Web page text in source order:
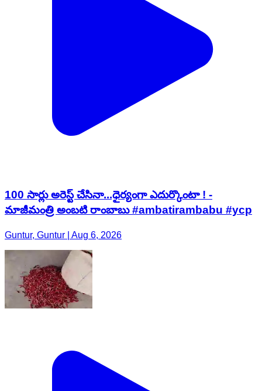
100 సార్లు అరెస్ట్ చేసినా...ధైర్యంగా ఎదుర్కొంటా ! -
మాజీమంత్రి అంబటి రాంబాబు #ambatirambabu #ycp
Guntur, Guntur | Aug 6, 2026